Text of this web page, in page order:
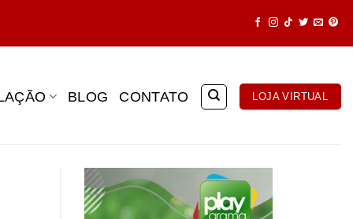
BLOG CONTATO LOJA VIRTUAL